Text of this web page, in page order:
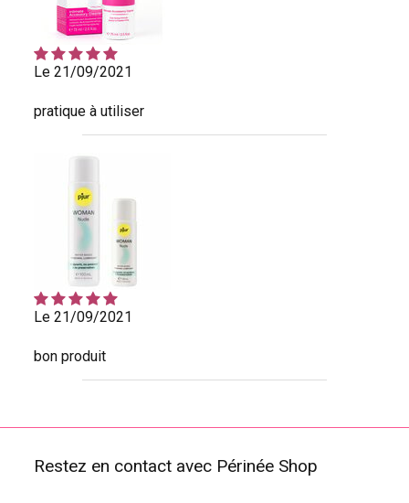
Le 21/09/2021
pratique à utiliser
Le 21/09/2021
bon produit
Restez en contact avec Périnée Shop